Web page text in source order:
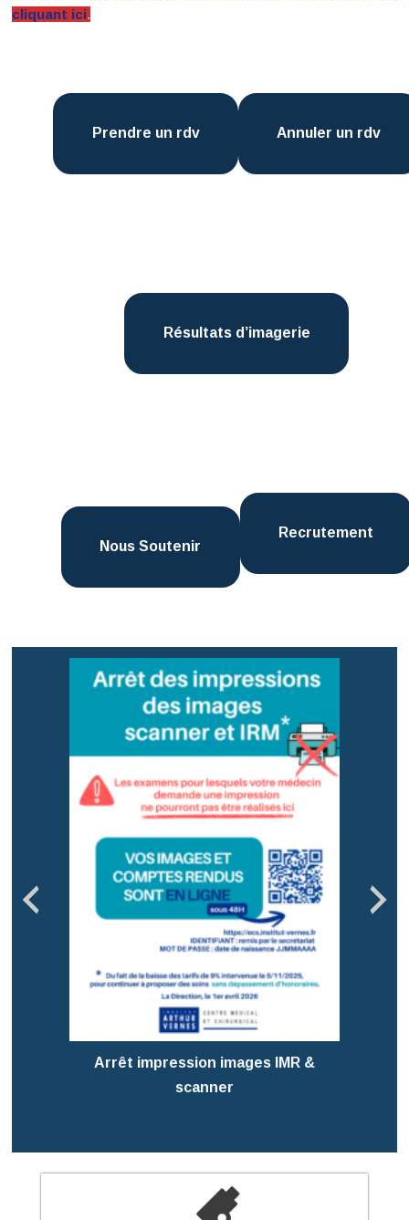
cliquant ici.
Prendre un rdv Annuler un rdv
Résultats d’imagerie
Nous Soutenir
Recrutement
Arrêt impression images IMR &
scanner